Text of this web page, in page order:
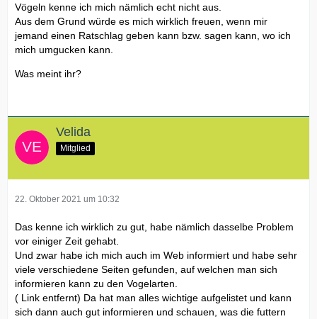
Vögeln kenne ich mich nämlich echt nicht aus.
Aus dem Grund würde es mich wirklich freuen, wenn mir
jemand einen Ratschlag geben kann bzw. sagen kann, wo ich
mich umgucken kann.
Was meint ihr?
Velida
Mitglied
22. Oktober 2021 um 10:32
Das kenne ich wirklich zu gut, habe nämlich dasselbe Problem
vor einiger Zeit gehabt.
Und zwar habe ich mich auch im Web informiert und habe sehr
viele verschiedene Seiten gefunden, auf welchen man sich
informieren kann zu den Vogelarten.
( Link entfernt) Da hat man alles wichtige aufgelistet und kann
sich dann auch gut informieren und schauen, was die futtern